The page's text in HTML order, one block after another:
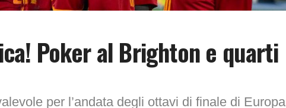
Poker al Brighton e quarti
per l’andata degli ottavi di finale di Europa